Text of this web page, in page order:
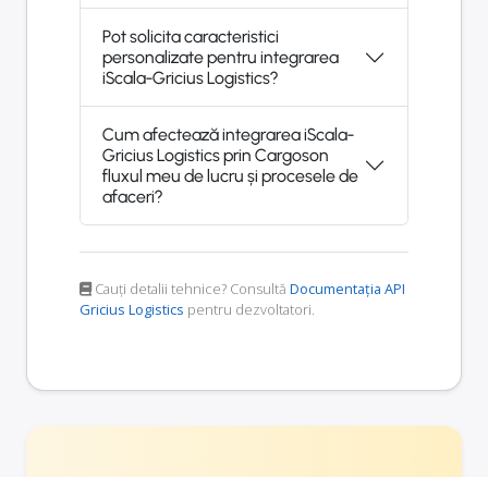
Pot solicita caracteristici
personalizate pentru integrarea
iScala-Gricius Logistics?
Cum afectează integrarea iScala-
Gricius Logistics prin Cargoson
fluxul meu de lucru și procesele de
afaceri?
Cauți detalii tehnice? Consultă Documentația API
Gricius Logistics pentru dezvoltatori.